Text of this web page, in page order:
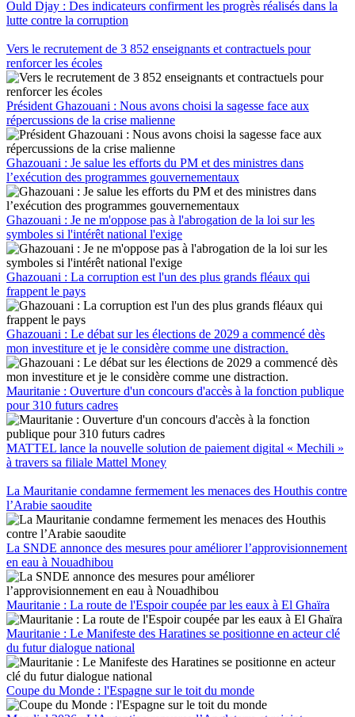
Ould Djay : Des indicateurs confirment les progrès réalisés dans la
lutte contre la corruption
Vers le recrutement de 3 852 enseignants et contractuels pour
renforcer les écoles
Président Ghazouani : Nous avons choisi la sagesse face aux
répercussions de la crise malienne
Ghazouani : Je salue les efforts du PM et des ministres dans
l’exécution des programmes gouvernementaux
Ghazouani : Je ne m'oppose pas à l'abrogation de la loi sur les
symboles si l'intérêt national l'exige
Ghazouani : La corruption est l'un des plus grands fléaux qui
frappent le pays
Ghazouani : Le débat sur les élections de 2029 a commencé dès
mon investiture et je le considère comme une distraction.
Mauritanie : Ouverture d'un concours d'accès à la fonction publique
pour 310 futurs cadres
MATTEL lance la nouvelle solution de paiement digital « Mechili »
à travers sa filiale Mattel Money
La Mauritanie condamne fermement les menaces des Houthis contre
l’Arabie saoudite
La SNDE annonce des mesures pour améliorer l’approvisionnement
en eau à Nouadhibou
Mauritanie : La route de l'Espoir coupée par les eaux à El Ghaïra
Mauritanie : Le Manifeste des Haratines se positionne en acteur clé
du futur dialogue national
Coupe du Monde : l'Espagne sur le toit du monde